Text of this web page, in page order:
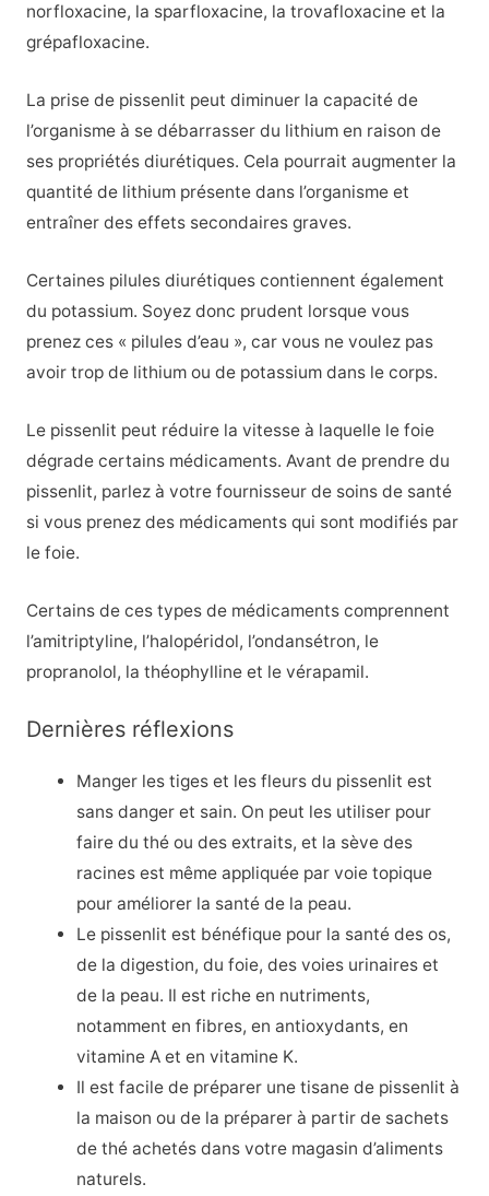
norfloxacine, la sparfloxacine, la trovafloxacine et la
grépafloxacine.
La prise de pissenlit peut diminuer la capacité de
l’organisme à se débarrasser du lithium en raison de
ses propriétés diurétiques. Cela pourrait augmenter la
quantité de lithium présente dans l’organisme et
entraîner des effets secondaires graves.
Certaines pilules diurétiques contiennent également
du potassium. Soyez donc prudent lorsque vous
prenez ces « pilules d’eau », car vous ne voulez pas
avoir trop de lithium ou de potassium dans le corps.
Le pissenlit peut réduire la vitesse à laquelle le foie
dégrade certains médicaments. Avant de prendre du
pissenlit, parlez à votre fournisseur de soins de santé
si vous prenez des médicaments qui sont modifiés par
le foie.
Certains de ces types de médicaments comprennent
l’amitriptyline, l’halopéridol, l’ondansétron, le
propranolol, la théophylline et le vérapamil.
Dernières réflexions
Manger les tiges et les fleurs du pissenlit est
sans danger et sain. On peut les utiliser pour
faire du thé ou des extraits, et la sève des
racines est même appliquée par voie topique
pour améliorer la santé de la peau.
Le pissenlit est bénéfique pour la santé des os,
de la digestion, du foie, des voies urinaires et
de la peau. Il est riche en nutriments,
notamment en fibres, en antioxydants, en
vitamine A et en vitamine K.
Il est facile de préparer une tisane de pissenlit à
la maison ou de la préparer à partir de sachets
de thé achetés dans votre magasin d’aliments
naturels.